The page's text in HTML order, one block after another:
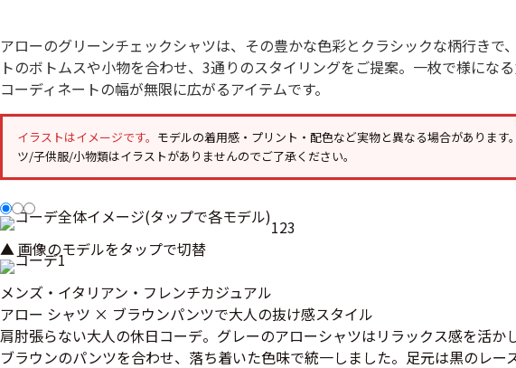
バンド
USA製
90年代
アローのグリーンチェックシャツは、その豊かな色彩とクラシックな柄行きで
トのボトムスや小物を合わせ、3通りのスタイリングをご提案。一枚で様にな
コーディネートの幅が無限に広がるアイテムです。
イラストはイメージです。 モデルの着用感・プリント・配色など実物と異なる場合があります
ツ/子供服/小物類はイラストがありませんのでご了承ください。
123
▲ 画像のモデルをタップで切替
メンズ・イタリアン・フレンチカジュアル
アロー シャツ × ブラウンパンツで大人の抜け感スタイル
肩肘張らない大人の休日コーデ。グレーのアローシャツはリラックス感を活
ブラウンのパンツを合わせ、落ち着いた色味で統一しました。足元は黒のレ